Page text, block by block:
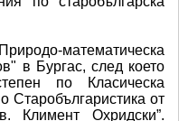
математическа
в Бургас, след което
по Класическа
Старобългаристика от
Климент Охридски”.